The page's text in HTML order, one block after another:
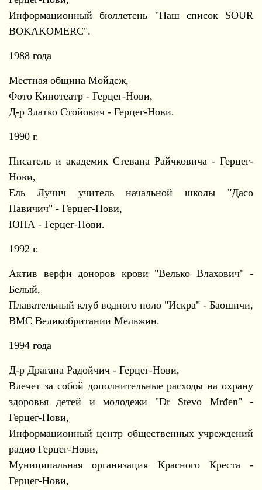
Информационный бюллетень "Наш список SOUR
BOKAKOMERC".
1988 года
Местная община Мойдеж,
Фото Кинотеатр - Герцег-Нови,
Д-р Златко Стойович - Герцег-Нови.
1990 г.
Писатель и академик Стевана Райчковича - Герцег-
Нови,
Ель Лучич учитель начальной школы "Дасо
Павичич" - Герцег-Нови,
ЮНА - Герцег-Нови.
1992 г.
Актив верфи доноров крови "Велько Влахович" -
Белый,
Плавательный клуб водного поло "Искра" - Баошичи,
ВМС Великобритании Мельжин.
1994 года
Д-р Драгана Радойчич - Герцег-Нови,
Влечет за собой дополнительные расходы на охрану
здоровья детей и молодежи "Dr Stevo Mrđen" -
Герцег-Нови,
Информационный центр общественных учреждений
радио Герцег-Нови,
Муниципальная организация Красного Креста -
Герцег-Нови,